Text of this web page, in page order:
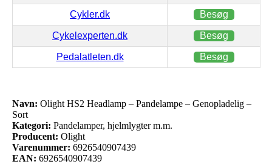
Cykler.dk Besøg
Cykelexperten.dk Besøg
Pedalatleten.dk Besøg
Navn: Olight HS2 Headlamp – Pandelampe – Genopladelig –
Sort
Kategori: Pandelamper, hjelmlygter m.m.
Producent: Olight
Varenummer: 6926540907439
EAN: 6926540907439